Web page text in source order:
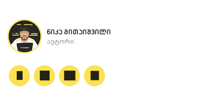
ნიკა მითაიშვილი
ავტორი